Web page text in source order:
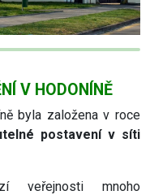
V HODONÍNĚ
byla založena v roce
postavení v síti
veřejnosti mnoho